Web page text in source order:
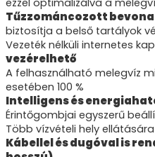
Tűzzománcozott
biztosítja a belső tartályok
Vezeték nélküli internetes
vezérelhető
A felhasználható melegvíz
esetében 100 %
Intelligens és
Érintőgombjai egyszerű
Több vízvételi hely
Kábellel és dugóval is